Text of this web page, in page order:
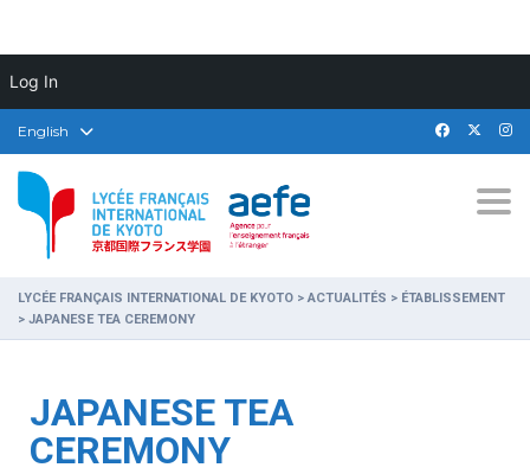
Log In
English
LYCÉE FRANÇAIS INTERNATIONAL DE KYOTO >ACTUALITÉS > ÉTABLISSEMENT
> JAPANESE TEA CEREMONY
JAPANESE TEA
CEREMONY